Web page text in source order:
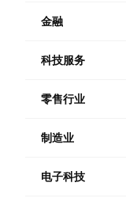
金融
科技服务
零售行业
制造业
电子科技